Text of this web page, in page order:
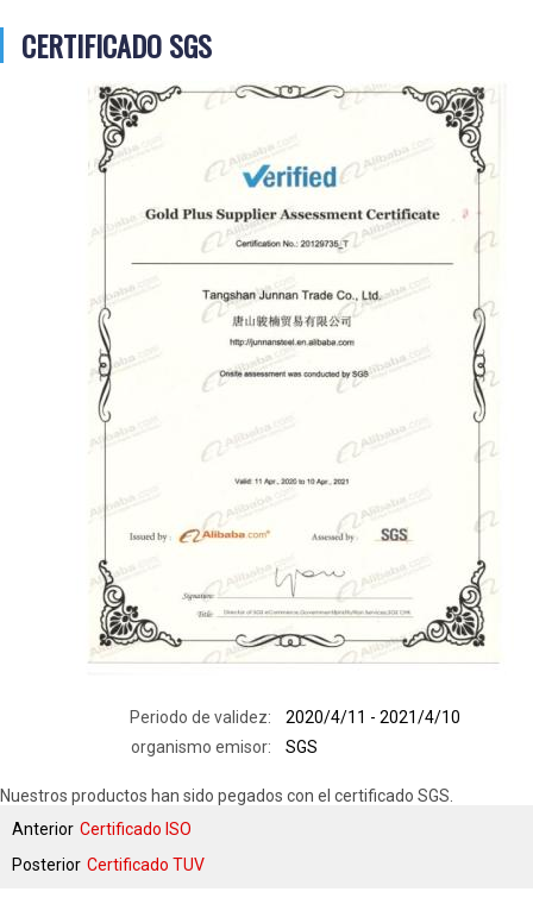
CERTIFICADO SGS
Periodo de validez:
2020/4/11 - 2021/4/10
organismo emisor:
SGS
Nuestros productos han sido pegados con el certificado SGS.
Anterior Certificado ISO
Posterior Certificado TUV